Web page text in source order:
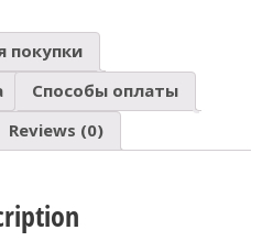
покупки
Способы оплаты
Reviews (0)